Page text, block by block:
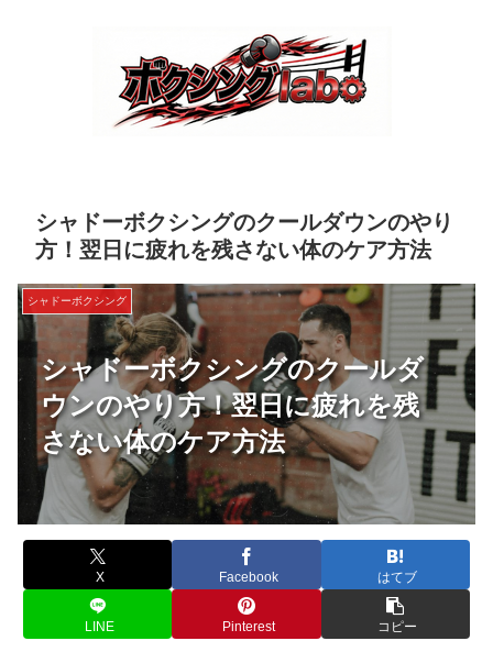
シャドーボクシングのクールダウンのやり
方！翌日に疲れを残さない体のケア方法
シャドーボクシングのクールダ
ウンのやり方！翌日に疲れを残
さない体のケア方法
シャドーボクシング
X Facebook はてブ
LINE Pinterest コピー